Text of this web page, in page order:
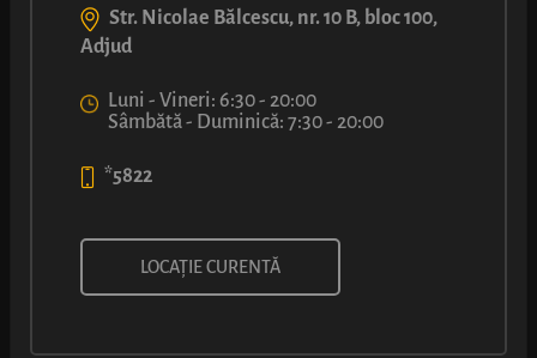
ȘTRUDEL CU UMPLUTURĂ CU
Str. Nicolae Bălcescu, nr. 10 B, bloc 100,
Adjud
Luni - Vineri: 6:30 - 20:00
Sâmbătă - Duminică: 7:30 - 20:00
*5822
LOCAȚIE CURENTĂ